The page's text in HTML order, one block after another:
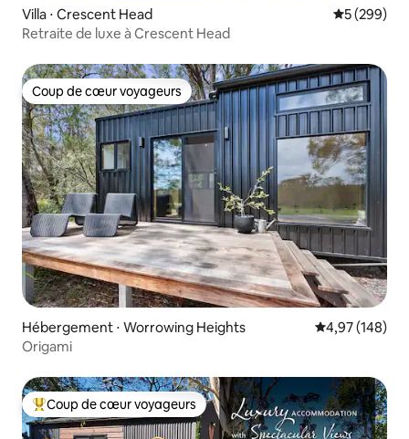
Villa ⋅ Crescent Head Évaluation
5 (299)
Retraite de luxe à Crescent Head
Coup de cœur voyageurs
Coup de cœur voyageurs
Hébergement ⋅ Worrowing Heights Évaluation
4,97 (148)
Origami
Coups de cœur voyageurs les plus appréciés
Coup de cœur voyageurs